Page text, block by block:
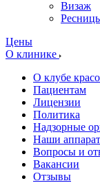
Визаж
Цены
О клинике
О клубе
Пациентам
Лицензии
Политика
Надзорные
Наши
Вопросы и
Вакансии
Отзывы